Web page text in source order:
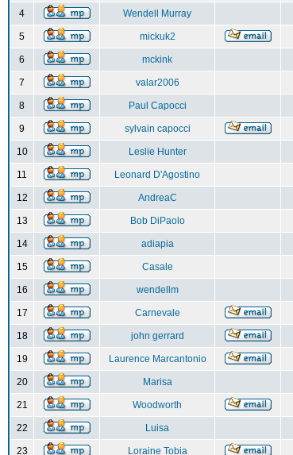
4 Wendell Murray
5 mickuk2
6 mckink
7 valar2006
8 Paul Capocci
9 sylvain capocci
10 Leslie Hunter
11 Leonard D'Agostino
12 AndreaC
13 Bob DiPaolo
14 adiapia
15 Casale
16 wendellm
17 Carnevale
18 john gerrard
19 Laurence Marcantonio
20 Marisa
21 Woodworth
22 Luisa
23 Loraine Tobia